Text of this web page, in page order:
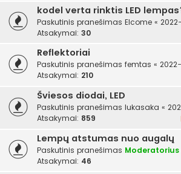
kodel verta rinktis LED
Paskutinis pranešimas Elcome «
Atsakymai: 30
Reflektoriai
Paskutinis pranešimas femtas «
Atsakymai: 210
Šviesos diodai, LED
Paskutinis pranešimas lukasaka «
Atsakymai: 859
Lempų atstumas nuo augalų
Paskutinis pranešimas Moderatorius
Atsakymai: 46